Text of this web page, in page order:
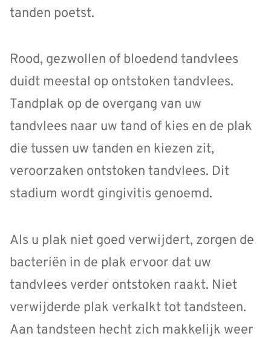
tanden poetst.
Rood, gezwollen of bloedend tandvlees
duidt meestal op ontstoken tandvlees.
Tandplak op de overgang van uw
tandvlees naar uw tand of kies en de plak
die tussen uw tanden en kiezen zit,
veroorzaken ontstoken tandvlees. Dit
stadium wordt gingivitis genoemd.
Als u plak niet goed verwijdert, zorgen de
bacteriën in de plak ervoor dat uw
tandvlees verder ontstoken raakt. Niet
verwijderde plak verkalkt tot tandsteen.
Aan tandsteen hecht zich makkelijk weer